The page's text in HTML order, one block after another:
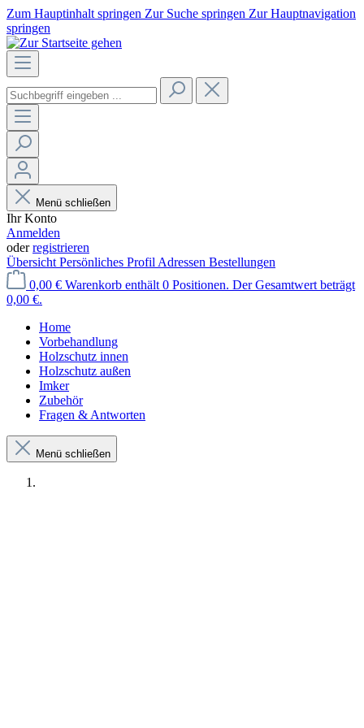
Zum Hauptinhalt springen Zur Suche springen Zur Hauptnavigation
springen
Menü schließen
Ihr Konto
Anmelden
oderregistrieren
Übersicht Persönliches Profil Adressen Bestellungen
0,00 € Warenkorb enthält 0 Positionen. Der Gesamtwert beträgt
0,00 €.
Home
Vorbehandlung
Holzschutz innen
Holzschutz außen
Imker
Zubehör
Fragen & Antworten
Menü schließen